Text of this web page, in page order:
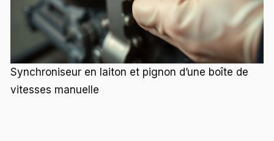
Synchroniseur en laiton et pignon d’une boîte de
vitesses manuelle